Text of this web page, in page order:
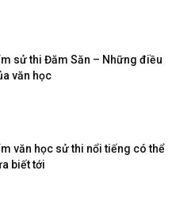
sử thi Đăm Săn – Những điều
văn học
văn học sử thi nổi tiếng có thể
biết tới